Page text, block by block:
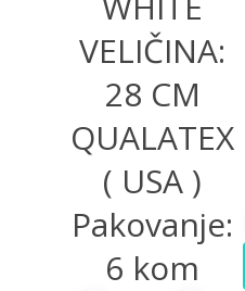
VELIČINA:
28 CM
QUALATEX
( USA )
Pakovanje:
6 kom